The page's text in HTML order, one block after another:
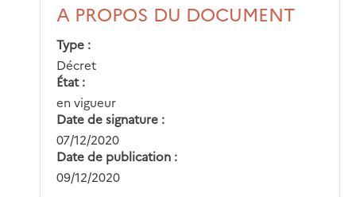
A PROPOS DU DOCUMENT
Type
Décret
État
en vigueur
Date de signature
07/12/2020
Date de publication
09/12/2020